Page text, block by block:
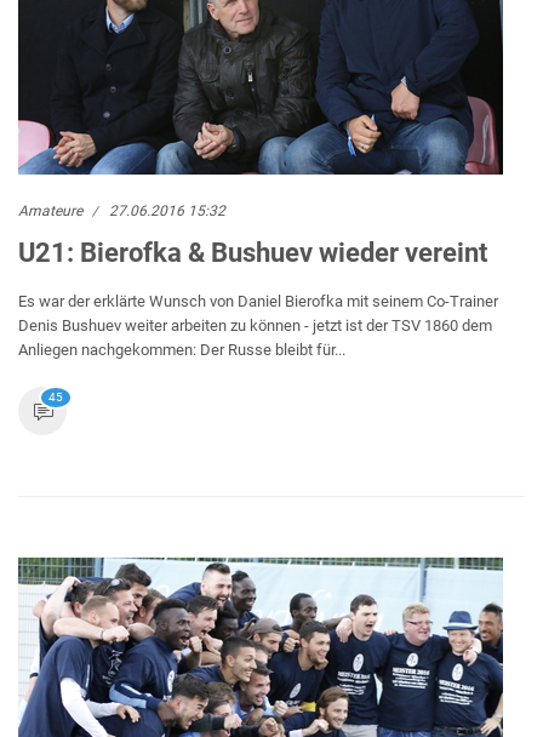
Amateure 27.06.2016 15:32
U21: Bierofka & Bushuev wieder vereint
Es war der erklärte Wunsch von Daniel Bierofka mit seinem Co-Trainer
Denis Bushuev weiter arbeiten zu können - jetzt ist der TSV 1860 dem
Anliegen nachgekommen: Der Russe bleibt für...
45